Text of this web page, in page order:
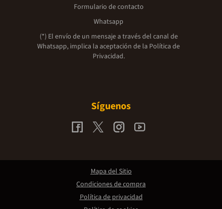
Formulario de contacto
Whatsapp
(*) El envío de un mensaje a través del canal de
Whatsapp, implica la aceptación de la Política de
Privacidad.
Síguenos
Mapa del Sitio
Condiciones de compra
Política de privacidad